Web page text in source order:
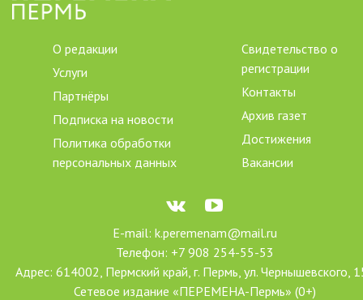
О редакции
Услуги
Партнёры
Подписка на новости
Политика обработки
персональных данных
Свидетельство о
регистрации
Контакты
Архив газет
Достижения
Вакансии
E-mail: k.peremenam@mail.ru
Телефон: +7 908 254-55-53
Адрес: 614002, Пермский край, г. Пермь, ул. Чернышевского,
Сетевое издание «ПЕРЕМЕНА-Пермь» (0+)